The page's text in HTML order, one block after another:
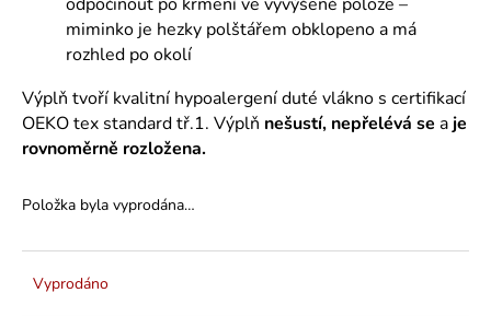
miminko je hezky polštářem obklopeno a má
rozhled po okolí
Výplň tvoří kvalitní hypoalergení duté vlákno s certifikací
OEKO tex standard tř.1. Výplň nešustí, nepřelévá se a je
rovnoměrně rozložena.
Položka byla vyprodána…
Vyprodáno